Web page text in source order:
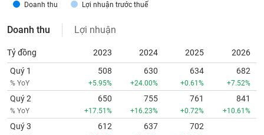
Doanh thu Lợi nhuận trước thuế
Doanh thu Lợi nhuận
Tỷ đồng 2023 2024 2025
2026
Quý 1
% YoY
508
+5.95%
630
+24.00%
634
+0.61%
682
+7.52%
Quý 2
% YoY
650
+17.51%
755
+16.23%
761
+0.72%
841
+10.61%
Quý 3 612 637 702